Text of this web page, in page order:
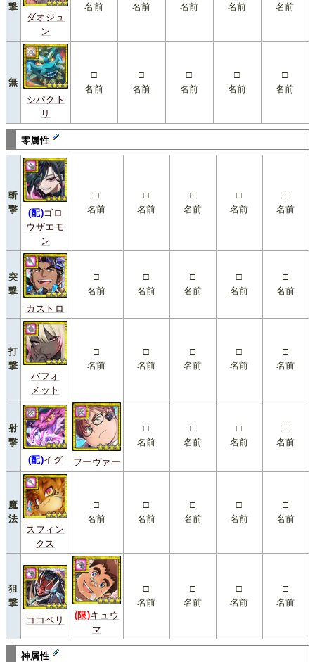
撃
ダオジュ
ン
名前
名前
名前
名前
名前
無
シパクト
リ
□
名前
□
名前
□
名前
□
名前
□
名前
零属性
斬
撃
(配)ゴロ
ウザエモ
ン
□
名前
□
名前
□
名前
□
名前
□
名前
突
撃
カストロ
□
名前
□
名前
□
名前
□
名前
□
名前
打
撃
バフォ
メット
□
名前
□
名前
□
名前
□
名前
□
名前
射
撃
(配)イグ フーヴァー
□
名前
□
名前
□
名前
□
名前
魔
法
スフィン
クス
□
名前
□
名前
□
名前
□
名前
□
名前
狙
撃
ココペリ
(限)キュウ
マ
□
名前
□
名前
□
名前
□
名前
神属性